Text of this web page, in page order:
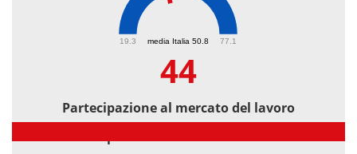
media Italia 50.8
19.3 77.1
44
Partecipazione al mercato del lavoro